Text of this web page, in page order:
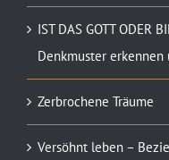
IST DAS GOTT ODER
Denkmuster
Zerbrochene Träume
Versöhnt leben –